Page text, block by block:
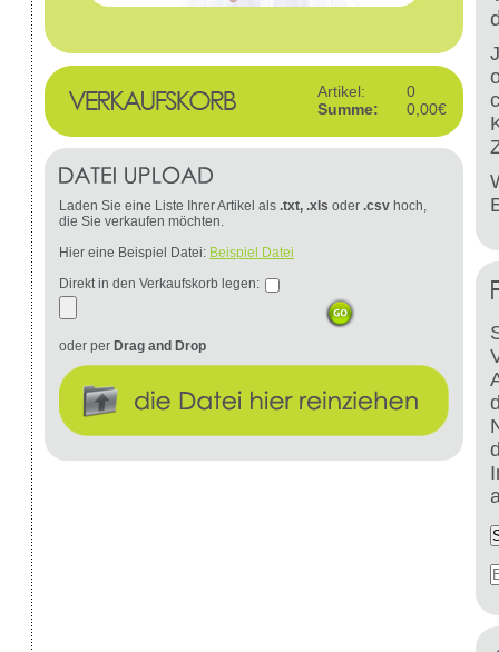
Artikel:
0
Summe:
0,00€
Laden Sie eine Liste Ihrer Artikel als .txt, .xls oder .csv hoch,
die Sie verkaufen möchten.
Hier eine Beispiel Datei: Beispiel Datei
Direkt in den Verkaufskorb legen:
oder per Drag and Drop